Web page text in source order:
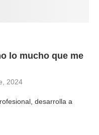
lo mucho que me
2024
desarrolla a